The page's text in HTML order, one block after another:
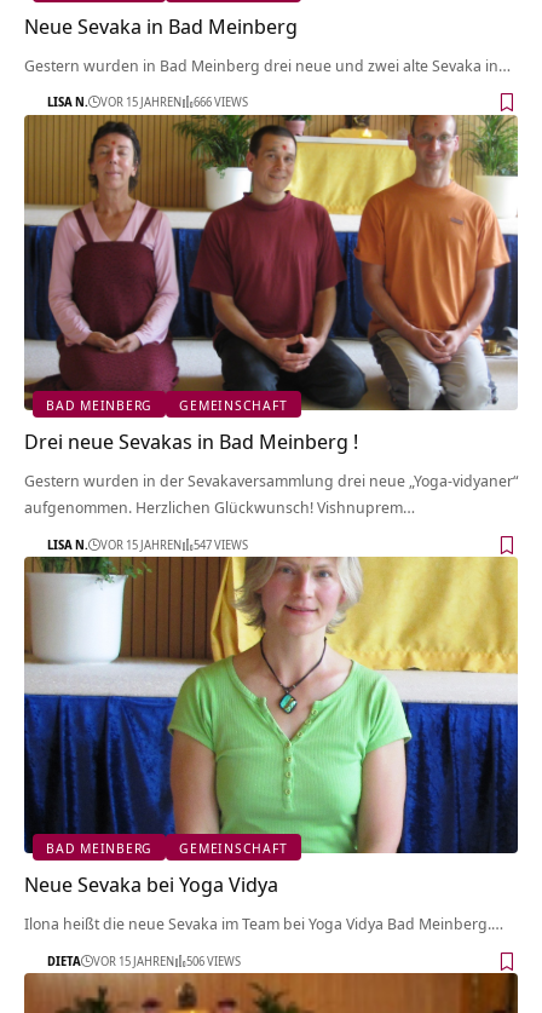
Neue Sevaka in Bad Meinberg
Gestern wurden in Bad Meinberg drei neue und zwei alte Sevaka in…
LISA N. VOR 15 JAHREN 666 VIEWS
BAD MEINBERG GEMEINSCHAFT
Drei neue Sevakas in Bad Meinberg !
Gestern wurden in der Sevakaversammlung drei neue „Yoga-vidyaner“
aufgenommen. Herzlichen Glückwunsch! Vishnuprem…
LISA N. VOR 15 JAHREN 547 VIEWS
BAD MEINBERG GEMEINSCHAFT
Neue Sevaka bei Yoga Vidya
Ilona heißt die neue Sevaka im Team bei Yoga Vidya Bad Meinberg.…
DIETA VOR 15 JAHREN 506 VIEWS